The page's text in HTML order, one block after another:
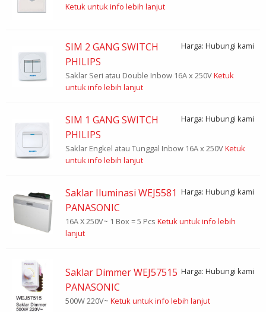
Ketuk untuk info lebih lanjut
SIM 2 GANG SWITCH
PHILIPS
Harga: Hubungi kami
Saklar Seri atau Double Inbow 16A x 250VKetuk
untuk info lebih lanjut
SIM 1 GANG SWITCH
PHILIPS
Harga: Hubungi kami
Saklar Engkel atau Tunggal Inbow 16A x 250VKetuk
untuk info lebih lanjut
Saklar Iluminasi WEJ5581
PANASONIC
Harga: Hubungi kami
16A X 250V~ 1 Box = 5 Pcs Ketuk untuk info lebih
lanjut
Saklar Dimmer WEJ57515
PANASONIC
Harga: Hubungi kami
500W 220V~ Ketuk untuk info lebih lanjut